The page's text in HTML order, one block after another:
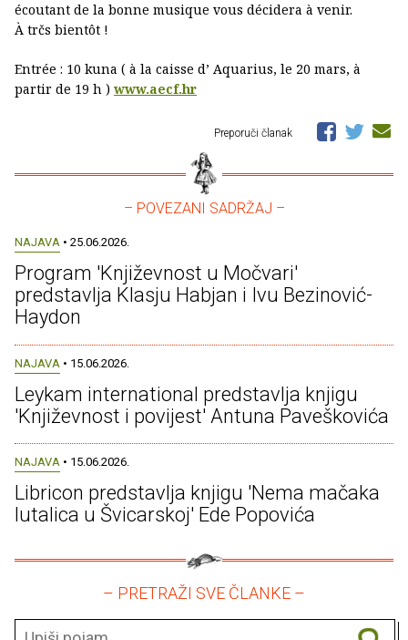
écoutant de la bonne musique vous décidera à venir.
À trčs bientôt !
Entrée : 10 kuna ( à la caisse d’ Aquarius, le 20 mars, à
partir de 19 h ) www.aecf.hr
Preporuči članak
– POVEZANI SADRŽAJ –
NAJAVA • 25.06.2026.
Program 'Književnost u Močvari'
predstavlja Klasju Habjan i Ivu Bezinović-
Haydon
NAJAVA • 15.06.2026.
Leykam international predstavlja knjigu
'Književnost i povijest' Antuna Paveškovića
NAJAVA • 15.06.2026.
Libricon predstavlja knjigu 'Nema mačaka
lutalica u Švicarskoj' Ede Popovića
– PRETRAŽI SVE ČLANKE –